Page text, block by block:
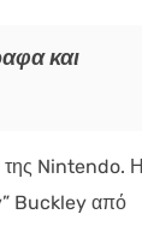
και
της Nintendo. Η
Buckley από